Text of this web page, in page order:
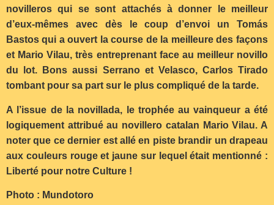
novilleros qui se sont attachés à donner le meilleur
d’eux-mêmes avec dès le coup d’envoi un Tomás
Bastos qui a ouvert la course de la meilleure des façons
et Mario Vilau, très entreprenant face au meilleur novillo
du lot. Bons aussi Serrano et Velasco, Carlos Tirado
tombant pour sa part sur le plus compliqué de la tarde.
A l’issue de la novillada, le trophée au vainqueur a été
logiquement attribué au novillero catalan Mario Vilau. A
noter que ce dernier est allé en piste brandir un drapeau
aux couleurs rouge et jaune sur lequel était mentionné :
Liberté pour notre Culture !
Photo : Mundotoro